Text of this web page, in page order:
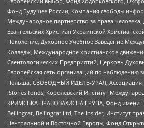
Фонд Будущее России, Компания свободы
Международное партнерство за права
Евангельских Христиан Украинской
Поколение, Духовное Учебное Заведение
Колледж, Международное христианское
Саентологических Предприятий, Церковь
Европейская сеть организаций по наблюдению
Польша, СВОБОДНЫЙ ИДЕЛЬ-УРАЛ, Ассоциация
IStories fonds, Королевский Институт
КРИМСЬКА ПРАВОЗАХИСНА ГРУПА, Фонд имени
Bellingcat, Bellingcat Ltd, The Insider, Институт
Центральной и Восточной Европы, Фонд